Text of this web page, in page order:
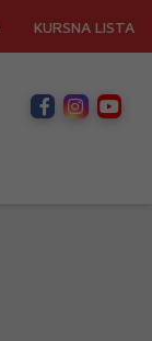
KURSNA LISTA